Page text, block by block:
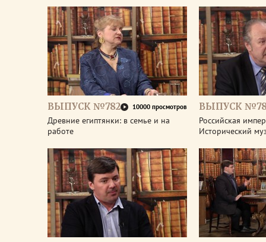
ВЫПУСК №782 10000 просмотров
Древние египтянки: в семье и на
работе
ВЫПУСК
Российская
Исторический